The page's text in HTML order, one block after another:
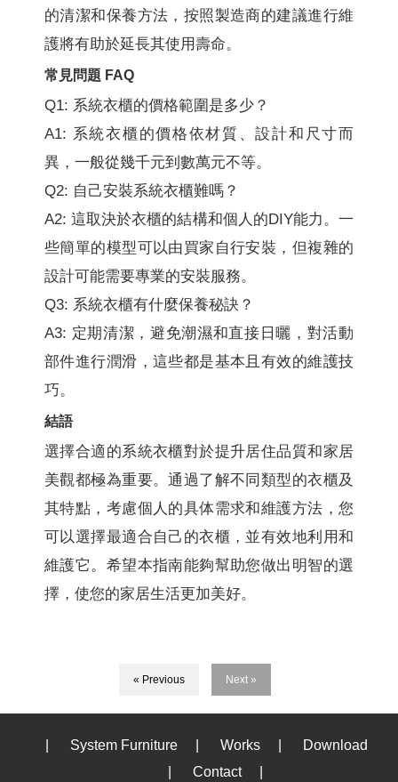
的清潔和保養方法，按照製造商的建議進行維
護將有助於延長其使用壽命。
常見問題 FAQ
Q1: 系統衣櫃的價格範圍是多少？
A1: 系統衣櫃的價格依材質、設計和尺寸而
異，一般從幾千元到數萬元不等。
Q2: 自己安裝系統衣櫃難嗎？
A2: 這取決於衣櫃的結構和個人的DIY能力。一
些簡單的模型可以由買家自行安裝，但複雜的
設計可能需要專業的安裝服務。
Q3: 系統衣櫃有什麼保養秘訣？
A3: 定期清潔，避免潮濕和直接日曬，對活動
部件進行潤滑，這些都是基本且有效的維護技
巧。
結語
選擇合適的系統衣櫃對於提升居住品質和家居
美觀都極為重要。通過了解不同類型的衣櫃及
其特點，考慮個人的具体需求和維護方法，您
可以選擇最適合自己的衣櫃，並有效地利用和
維護它。希望本指南能夠幫助您做出明智的選
擇，使您的家居生活更加美好。
« Previous Next »
System Furniture Works
Download
Contact